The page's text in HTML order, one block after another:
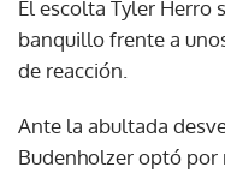
El escolta Tyler Herro
banquillo frente a
de reacción.
Ante la abultada
Budenholzer optó por